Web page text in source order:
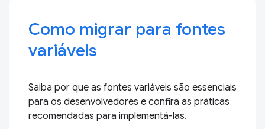
Como migrar para fontes
variáveis
Saiba por que as fontes variáveis são essenciais
para os desenvolvedores e confira as práticas
recomendadas para implementá-las.